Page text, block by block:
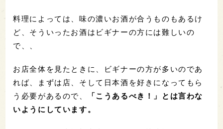
料理によっては、味の濃いお酒が合うものもあるけ
ど、そういったお酒はビギナーの方には難しいの
で、、
お店全体を見たときに、ビギナーの方が多いのであ
れば、まずは店、そして日本酒を好きになってもら
う必要があるので、
「こうあるべき！」とは言わな
いようにしています。